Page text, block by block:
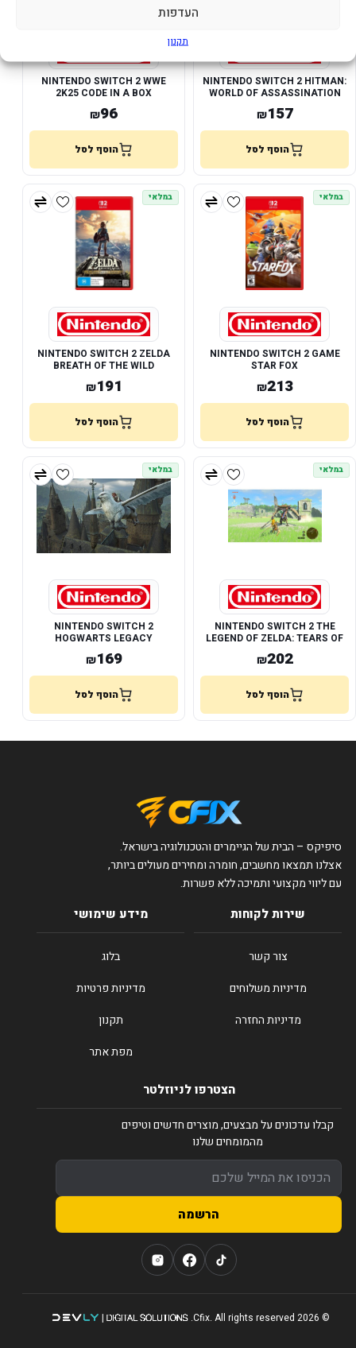
העדפות
תקנון
NINTENDO SWITCH 2 HITMAN:
WORLD OF ASSASSINATION
SIGNATURE EDITION
₪157
הוסף לסל
NINTENDO SWITCH 2 WWE
2K25 CODE IN A BOX
₪96
הוסף לסל
במלאי
NINTENDO SWITCH 2 GAME
STAR FOX
₪213
הוסף לסל
במלאי
NINTENDO SWITCH 2 ZELDA
BREATH OF THE WILD
₪191
הוסף לסל
במלאי
NINTENDO SWITCH 2 THE
LEGEND OF ZELDA: TEARS OF
THE KINGDOM
₪202
הוסף לסל
במלאי
NINTENDO SWITCH 2
HOGWARTS LEGACY
₪169
הוסף לסל
סיפיקס – הבית של הגיימרים והטכנולוגיה בישראל.
אצלנו תמצאו מחשבים, חומרה ומחירים מעולים ביותר,
עם ליווי מקצועי ותמיכה ללא פשרות.
שירות לקוחות
צור קשר
מדיניות משלוחים
מדיניות החזרה
מידע שימושי
בלוג
מדיניות פרטיות
תקנון
מפת אתר
הצטרפו לניוזלטר
קבלו עדכונים על מבצעים, מוצרים חדשים וטיפים
מהמומחים שלנו
הרשמה
© 2026 Cfix. All rights reserved.